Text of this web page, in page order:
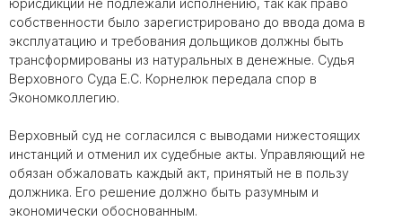
юрисдикции не подлежали исполнению, так как право
собственности было зарегистрировано до ввода дома в
эксплуатацию и требования дольщиков должны быть
трансформированы из натуральных в денежные. Судья
Верховного Суда Е.С. Корнелюк передала спор в
Экономколлегию.
Верховный суд не согласился с выводами нижестоящих
инстанций и отменил их судебные акты. Управляющий не
обязан обжаловать каждый акт, принятый не в пользу
должника. Его решение должно быть разумным и
экономически обоснованным.